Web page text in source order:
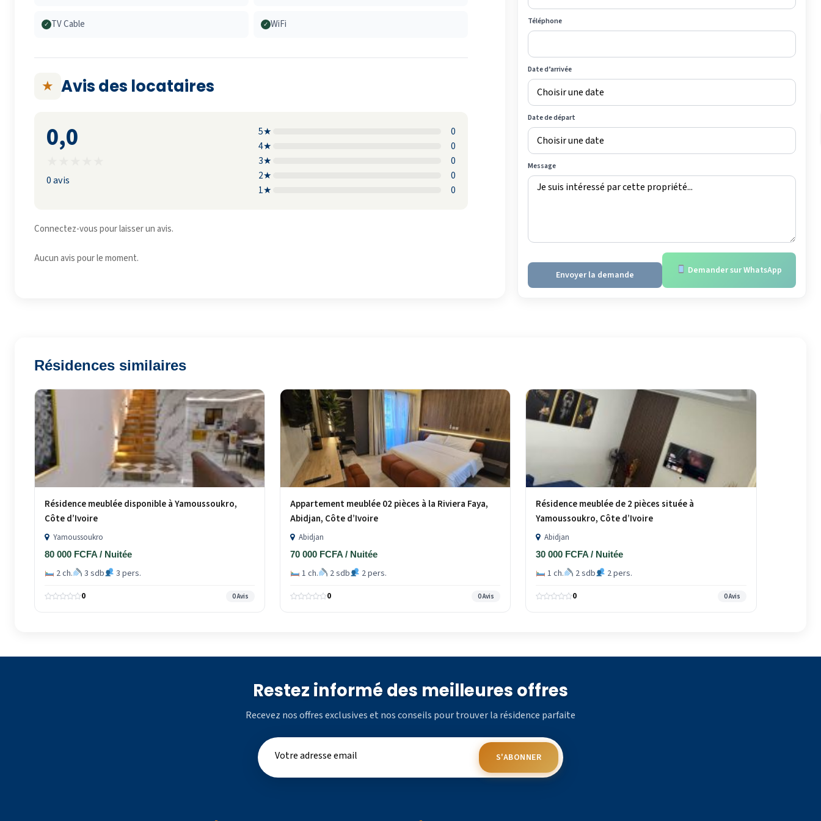
✓ TV Cable ✓ WiFi
★ Avis des locataires
0,0
0 avis
5★
0
4★
0
3★
0
2★
0
1★
0
Connectez-vous pour laisser un avis.
Aucun avis pour le moment.
Téléphone
Date d’arrivée
Date de départ
Message
Envoyer la demande Demander sur WhatsApp
Résidences similaires
Résidence meublée disponible à Yamoussoukro,
Côte d’Ivoire
Yamoussoukro
80 000 FCFA / Nuitée
2 ch. 3 sdb 3 pers.
0 0 Avis
Appartement meublée 02 pièces à la Riviera Faya,
Abidjan, Côte d’Ivoire
Abidjan
70 000 FCFA / Nuitée
1 ch. 2 sdb 2 pers.
0 0 Avis
Résidence meublée de 2 pièces située à
Yamoussoukro, Côte d’Ivoire
Abidjan
30 000 FCFA / Nuitée
1 ch. 2 sdb 2 pers.
0 0 Avis
Restez informé des meilleures offres
Recevez nos offres exclusives et nos conseils pour trouver la résidence parfaite
S'ABONNER